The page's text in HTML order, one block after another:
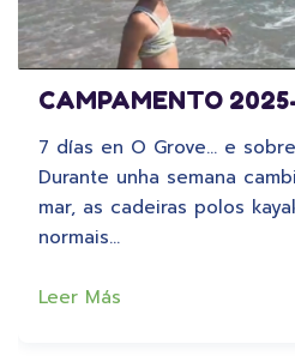
CAMPAMENTO
7 días en O Grove… e
Durante unha semana
mar, as cadeiras polos
normais…
Leer Más